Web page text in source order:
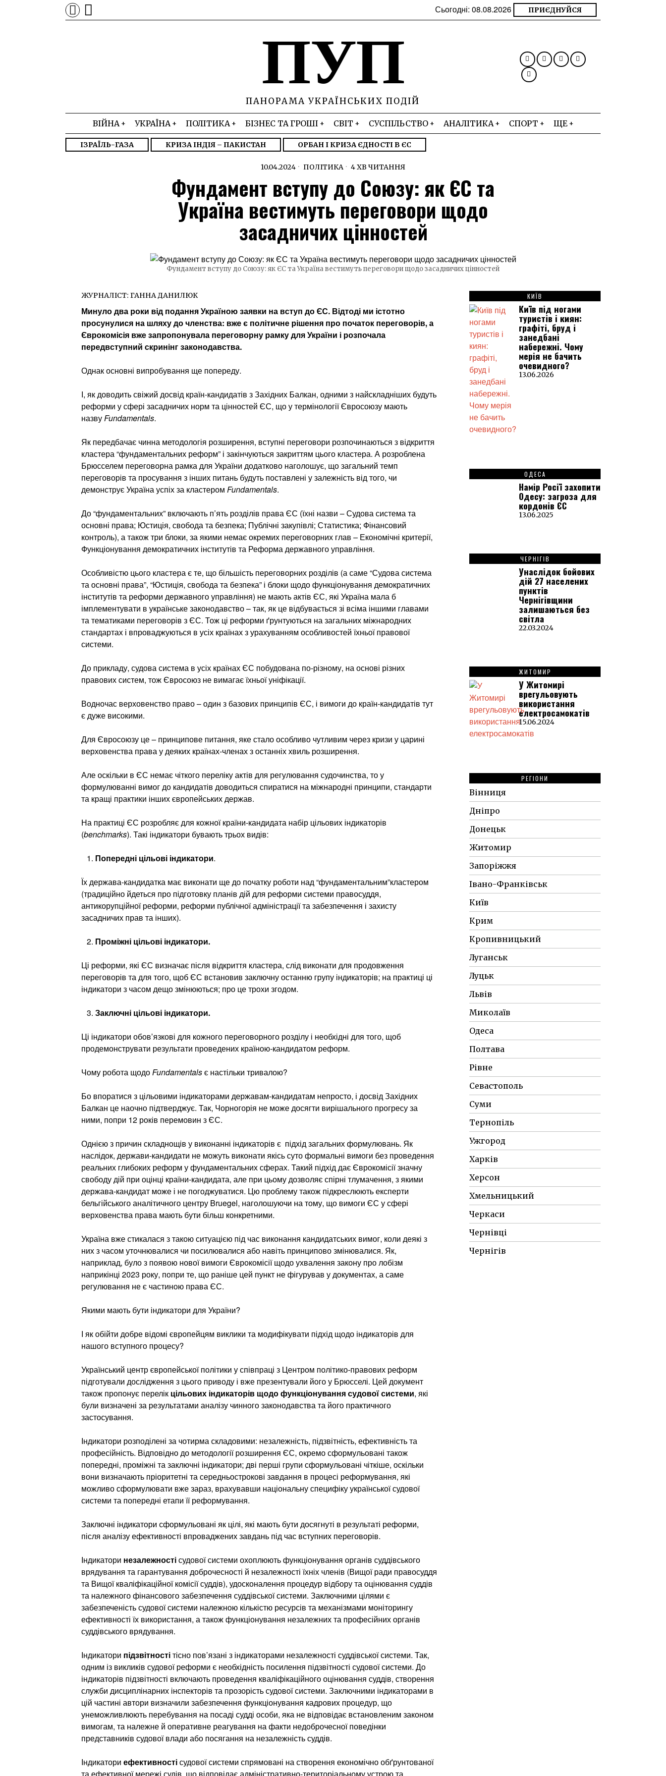
Сьогодні: 08.08.2026 ПРИЄДНУЙСЯ
ПУП
ПАНОРАМА УКРАЇНСЬКИХ ПОДІЙ
ВІЙНА УКРАЇНА ПОЛІТИКА БІЗНЕС ТА ГРОШІ СВІТ СУСПІЛЬСТВО АНАЛІТИКА СПОРТ ЩЕ
ІЗРАЇЛЬ-ГАЗА КРИЗА ІНДІЯ – ПАКИСТАН ОРБАН І КРИЗА ЄДНОСТІ В ЄС
10.04.2024 ПОЛІТИКА 4 ХВ ЧИТАННЯ
Фундамент вступу до Союзу: як ЄС та
Україна вестимуть переговори щодо
засадничих цінностей
Фундамент вступу до Союзу: як ЄС та Україна вестимуть переговори щодо засадничих цінностей
ЖУРНАЛІСТ: ГАННА ДАНИЛЮК
Минуло два роки від подання Україною заявки на вступ до ЄС. Відтоді ми істотно
просунулися на шляху до членства: вже є політичне рішення про початок переговорів, а
Єврокомісія вже запропонувала переговорну рамку для України і розпочала
передвступний скринінг законодавства.
Однак основні випробування ще попереду.
І, як доводить свіжий досвід країн-кандидатів з Західних Балкан, одними з найскладніших будуть
реформи у сфері засадничих норм та цінностей ЄС, що у термінології Євросоюзу мають
назвуFundamentals.
Як передбачає чинна методологія розширення, вступні переговори розпочинаються з відкриття
кластера “фундаментальних реформ” і закінчуються закриттям цього кластера. А розроблена
Брюсселем переговорна рамка для України додатково наголошує, що загальний темп
переговорів та просування з інших питань будуть поставлені у залежність від того, чи
демонструє Україна успіх за кластером Fundamentals.
До “фундаментальних” включають п’ять розділів права ЄС (їхні назви – Судова система та
основні права; Юстиція, свобода та безпека; Публічні закупівлі; Статистика; Фінансовий
контроль), а також три блоки, за якими немає окремих переговорних глав – Економічні критерії,
Функціонування демократичних інститутів та Реформа державного управління.
Особливістю цього кластера є те, що більшість переговорних розділів (а саме “Судова система
та основні права”, “Юстиція, свобода та безпека” і блоки щодо функціонування демократичних
інститутів та реформи державного управління) не мають актів ЄС, які Україна мала б
імплементувати в українське законодавство – так, як це відбувається зі всіма іншими главами
та тематиками переговорів з ЄС. Тож ці реформи ґрунтуються на загальних міжнародних
стандартах і впроваджуються в усіх країнах з урахуванням особливостей їхньої правової
системи.
До прикладу, судова система в усіх країнах ЄС побудована по-різному, на основі різних
правових систем, тож Євросоюз не вимагає їхньої уніфікації.
Водночас верховенство право – один з базових принципів ЄС, і вимоги до країн-кандидатів тут
є дуже високими.
Для Євросоюзу це – принципове питання, яке стало особливо чутливим через кризи у царині
верховенства права у деяких країнах-членах з останніх хвиль розширення.
Але оскільки в ЄС немає чіткого переліку актів для регулювання судочинства, то у
формулюванні вимог до кандидатів доводиться спиратися на міжнародні принципи, стандарти
та кращі практики інших європейських держав.
На практиці ЄС розробляє для кожної країни-кандидата набір цільових індикаторів
(benchmarks). Такі індикатори бувають трьох видів:
Попередні цільові індикатори.
Їх держава-кандидатка має виконати ще до початку роботи над “фундаментальним”кластером
(традиційно йдеться про підготовку планів дій для реформи системи правосуддя,
антикорупційної реформи, реформи публічної адміністрації та забезпечення і захисту
засадничих прав та інших).
Проміжні цільові індикатори.
Ці реформи, які ЄС визначає після відкриття кластера, слід виконати для продовження
переговорів та для того, щоб ЄС встановив заключну останню групу індикаторів; на практиці ці
індикатори з часом дещо змінюються; про це трохи згодом.
Заключні цільові індикатори.
Ці індикатори обов’язкові для кожного переговорного розділу і необхідні для того, щоб
продемонструвати результати проведених країною-кандидатом реформ.
Чому робота щодоFundamentalsє настільки тривалою?
Бо впоратися з цільовими індикаторами державам-кандидатам непросто, і досвід Західних
Балкан це наочно підтверджує. Так, Чорногорія не може досягти вирішального прогресу за
ними, попри 12 років перемовин з ЄС.
Однією з причин складнощів у виконанні індикаторів є підхід загальних формулювань. Як
наслідок, держави-кандидати не можуть виконати якісь суто формальні вимоги без проведення
реальних глибоких реформ у фундаментальних сферах. Такий підхід дає Єврокомісії значну
свободу дій при оцінці країни-кандидата, але при цьому дозволяє спірні тлумачення, з якими
держава-кандидат може і не погоджуватися. Цю проблему також підкреслюють експерти
бельгійського аналітичного центру Bruegel, наголошуючи на тому, що вимоги ЄС у сфері
верховенства права мають бути більш конкретними.
Україна вже стикалася з такою ситуацією під час виконання кандидатських вимог, коли деякі з
них з часом уточнювалися чи посилювалися або навіть принципово змінювалися. Як,
наприклад, було з появою нової вимоги Єврокомісії щодо ухвалення закону про лобізм
наприкінці 2023 року, попри те, що раніше цей пункт не фігурував у документах, а саме
регулювання не є частиною права ЄС.
Якими мають бути індикатори для України?
І як обійти добре відомі європейцям виклики та модифікувати підхід щодо індикаторів для
нашого вступного процесу?
Український центр європейської політики у співпраці з Центром політико-правових реформ
підготували дослідження з цього приводу і вже презентували його у Брюсселі. Цей документ
також пропонує перелік цільових індикаторів щодо функціонування судової системи, які
були визначені за результатами аналізу чинного законодавства та його практичного
застосування.
Індикатори розподілені за чотирма складовими: незалежність, підзвітність, ефективність та
професійність. Відповідно до методології розширення ЄС, окремо сформульовані також
попередні, проміжні та заключні індикатори; дві перші групи сформульовані чіткіше, оскільки
вони визначають пріоритетні та середньострокові завдання в процесі реформування, які
можливо сформулювати вже зараз, врахувавши національну специфіку української судової
системи та попередні етапи її реформування.
Заключні індикатори сформульовані як цілі, які мають бути досягнуті в результаті реформи,
після аналізу ефективності впроваджених завдань під час вступних переговорів.
Індикатори незалежностісудової системи охоплюють функціонування органів суддівського
врядування та гарантування доброчесності й незалежності їхніх членів (Вищої ради правосуддя
та Вищої кваліфікаційної комісії суддів), удосконалення процедур відбору та оцінювання суддів
та належного фінансового забезпечення суддівської системи. Заключними цілями є
забезпеченість судової системи належною кількістю ресурсів та механізмами моніторингу
ефективності їх використання, а також функціонування незалежних та професійних органів
суддівського врядування.
Індикатори підзвітностітісно пов’язані з індикаторами незалежності суддівської системи. Так,
одним із викликів судової реформи є необхідність посилення підзвітності судової системи. До
індикаторів підзвітності включають проведення кваліфікаційного оцінювання суддів, створення
служби дисциплінарних інспекторів та прозорість судової системи. Заключними індикаторами в
цій частині автори визначили забезпечення функціонування кадрових процедур, що
унеможливлюють перебування на посаді судді особи, яка не відповідає встановленим законом
вимогам, та належне й оперативне реагування на факти недоброчесної поведінки
представників судової влади або посягання на незалежність суддів.
Індикатори ефективностісудової системи спрямовані на створення економічно обґрунтованої
та ефективної мережі судів, що відповідає адміністративно-територіальному устрою та
КИЇВ
Київ під ногами
туристів і киян:
графіті, бруд і
занедбані
набережні. Чому
мерія не бачить
очевидного?
13.06.2026
ОДЕСА
Намір Росії захопити
Одесу: загроза для
кордонів ЄС
13.06.2025
ЧЕРНІГІВ
Унаслідок бойових
дій 27 населених
пунктів
Чернігівщини
залишаються без
світла
22.03.2024
ЖИТОМИР
У Житомирі
врегульовують
використання
електросамокатів
15.06.2024
РЕГІОНИ
Вінниця
Дніпро
Донецьк
Житомир
Запоріжжя
Івано-Франківськ
Київ
Крим
Кропивницький
Луганськ
Луцьк
Львів
Миколаїв
Одеса
Полтава
Рівне
Севастополь
Суми
Тернопіль
Ужгород
Харків
Херсон
Хмельницький
Черкаси
Чернівці
Чернігів